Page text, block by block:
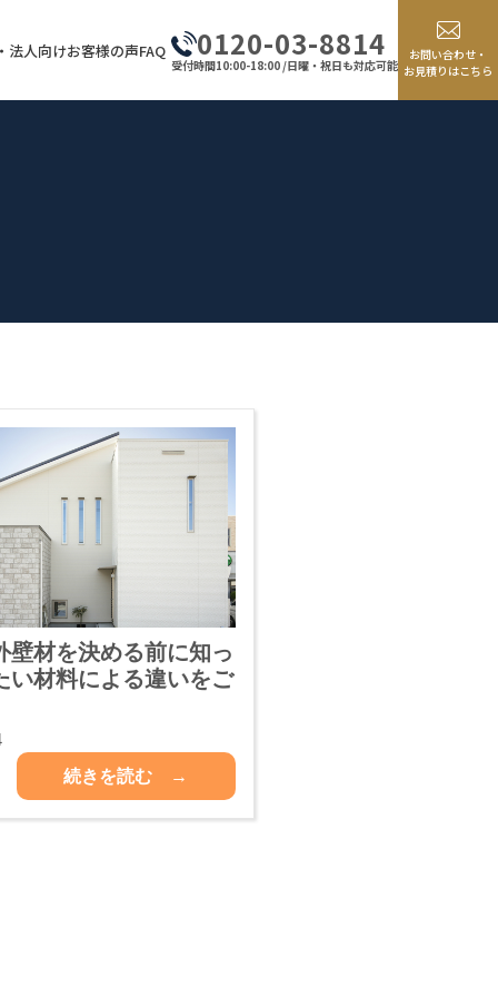
法人向けお客様の声FAQ 0120-03-8814
受付時間10:00-18:00 /日曜・祝日も対応可能
お問い合わせ・
お見積りはこちら
壁材を決める前に知っ
い材料による違いをご
続きを読む →